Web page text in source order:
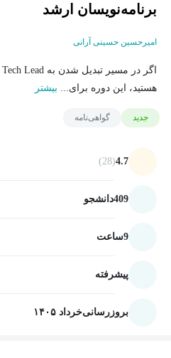
برنامه‌نویسان ارشد
امیرحسین حسینی آرانی
هستید، این دوره برای... بیشتر
جدید گواهی‌نامه
4.7
(28)
409دانشجو
9ساعت
پیشرفته
بروزرسانیخرداد ۱۴۰۵